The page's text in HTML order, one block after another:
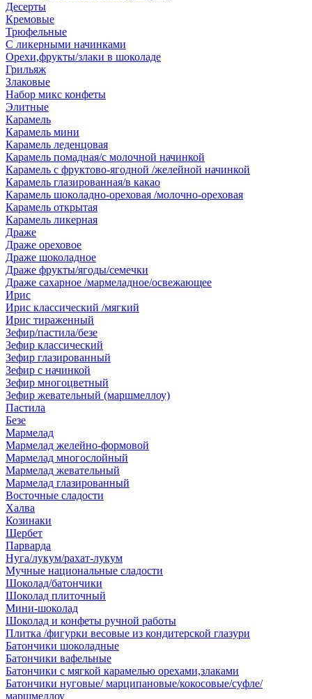
Десерты
Кремовые
Трюфельные
С ликерными начинками
Орехи,фрукты/злаки в шоколаде
Грильяж
Злаковые
Набор микс конфеты
Элитные
Карамель
Карамель мини
Карамель леденцовая
Карамель помадная/с молочной начинкой
Карамель с фруктово-ягодной /желейной начинкой
Карамель глазированная/в какао
Карамель шоколадно-ореховая /молочно-ореховая
Карамель открытая
Карамель ликерная
Драже
Драже ореховое
Драже шоколадное
Драже фрукты/ягоды/семечки
Драже сахарное /мармеладное/освежающее
Ирис
Ирис классический /мягкий
Ирис тираженный
Зефир/пастила/безе
Зефир классический
Зефир глазированный
Зефир с начинкой
Зефир многоцветный
Зефир жевательный (маршмеллоу)
Пастила
Безе
Мармелад
Мармелад желейно-формовой
Мармелад многослойный
Мармелад жевательный
Мармелад глазированный
Восточные сладости
Халва
Козинаки
Щербет
Парварда
Нуга/лукум/рахат-лукум
Мучные национальные сладости
Шоколад/батончики
Шоколад плиточный
Мини-шоколад
Шоколад и конфеты ручной работы
Плитка /фигурки весовые из кондитерской глазури
Батончики шоколадные
Батончики вафельные
Батончики с мягкой карамелью орехами,злаками
Батончики нуговые/ марципановые/кокосовые/суфле/
маршмеллоу